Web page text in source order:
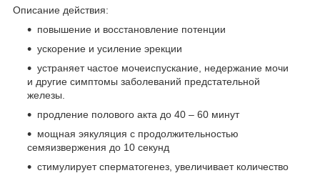
Описание действия:
повышение и восстановление потенции
ускорение и усиление эрекции
устраняет частое мочеиспускание, недержание мочи
и другие симптомы заболеваний предстательной
железы.
продление полового акта до 40 – 60 минут
мощная эякуляция с продолжительностью
семяизвержения до 10 секунд
стимулирует сперматогенез, увеличивает количество